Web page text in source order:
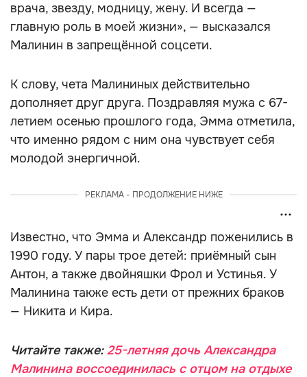
врача, звезду, модницу, жену. И всегда —
главную роль в моей жизни», — высказался
Малинин в запрещённой соцсети.
К слову, чета Малининых действительно
дополняет друг друга. Поздравляя мужа с 67-
летием осенью прошлого года, Эмма отметила,
что именно рядом с ним она чувствует себя
молодой энергичной.
РЕКЛАМА - ПРОДОЛЖЕНИЕ НИЖЕ
Известно, что Эмма и Александр поженились в
1990 году. У пары трое детей: приёмный сын
Антон, а также двойняшки Фрол и Устинья. У
Малинина также есть дети от прежних браков
— Никита и Кира.
Читайте также:25-летняя дочь Александра
Малинина воссоединилась с отцом на отдыхе